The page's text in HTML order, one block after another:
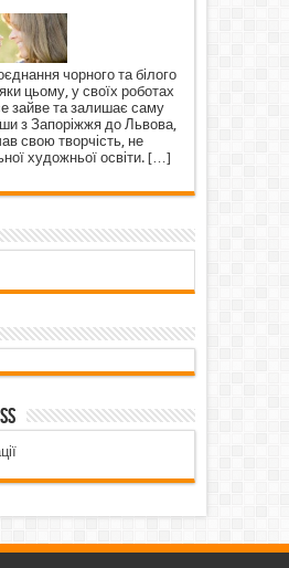
чорного та білого
цьому, у своїх роботах
зайве та залишає саму
з Запоріжжя до Львова,
свою творчість, не
художньої освіти. […]